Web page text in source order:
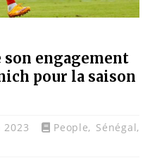
son engagement
pour la saison
2023 People, Sénégal,